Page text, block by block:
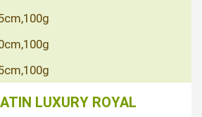
LUXURY ROYAL